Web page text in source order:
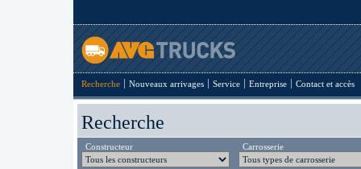
Recherche Nouveaux arrivages Service Entreprise Contact et accès
Recherche
Constructeur Carrosserie